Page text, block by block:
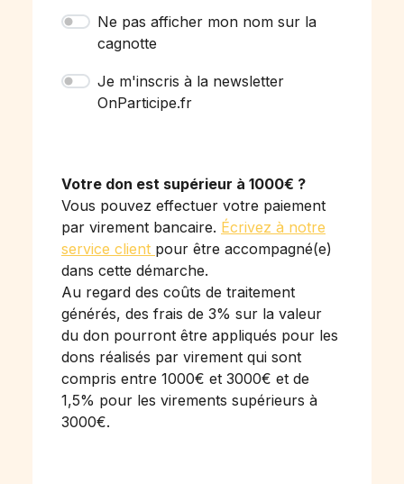
Ne pas afficher mon nom sur la
cagnotte
Je m'inscris à la newsletter
OnParticipe.fr
Votre don est supérieur à 1000€ ?
Vous pouvez effectuer votre paiement
par virement bancaire. Écrivez à notre
service client pour être accompagné(e)
dans cette démarche.
Au regard des coûts de traitement
générés, des frais de 3% sur la valeur
du don pourront être appliqués pour les
dons réalisés par virement qui sont
compris entre 1000€ et 3000€ et de
1,5% pour les virements supérieurs à
3000€.